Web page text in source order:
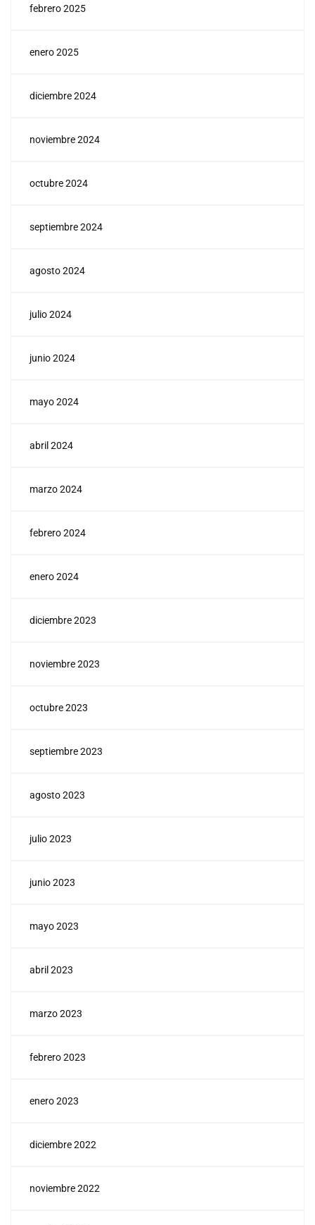
febrero 2025
enero 2025
diciembre 2024
noviembre 2024
octubre 2024
septiembre 2024
agosto 2024
julio 2024
junio 2024
mayo 2024
abril 2024
marzo 2024
febrero 2024
enero 2024
diciembre 2023
noviembre 2023
octubre 2023
septiembre 2023
agosto 2023
julio 2023
junio 2023
mayo 2023
abril 2023
marzo 2023
febrero 2023
enero 2023
diciembre 2022
noviembre 2022